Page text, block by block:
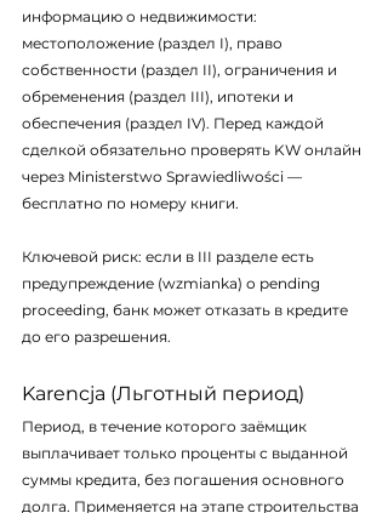
информацию о недвижимости:
местоположение (раздел I), право
собственности (раздел II), ограничения и
обременения (раздел III), ипотеки и
обеспечения (раздел IV). Перед каждой
сделкой обязательно проверять KW онлайн
через Ministerstwo Sprawiedliwości —
бесплатно по номеру книги.
Ключевой риск: если в III разделе есть
предупреждение (wzmianka) о pending
proceeding, банк может отказать в кредите
до его разрешения.
Karencja (Льготный период)
Период, в течение которого заёмщик
выплачивает только проценты с выданной
суммы кредита, без погашения основного
долга. Применяется на этапе строительства